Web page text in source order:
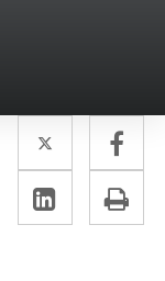
Twitter
Enlace
a
una
a
LinkedIn
Enlace
a